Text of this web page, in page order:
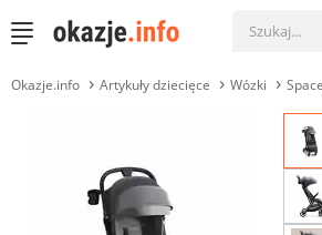
Okazje.info Artykuły dziecięce Wózki